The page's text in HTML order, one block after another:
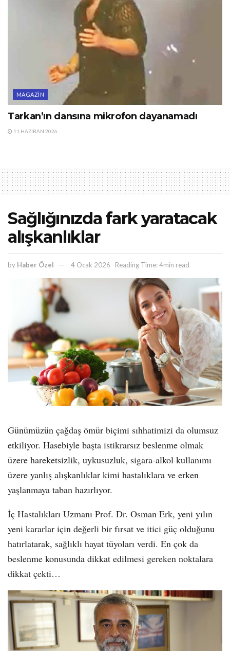
MAGAZIN
Tarkan’ın dansına mikrofon dayanamadı
11 HAZIRAN 2026
Sağlığınızda fark yaratacak
alışkanlıklar
by Haber Özel 4 Ocak 2026 Reading Time: 4min read
Günümüzün çağdaş ömür biçimi sıhhatimizi da olumsuz
etkiliyor. Hasebiyle başta istikrarsız beslenme olmak
üzere hareketsizlik, uykusuzluk, sigara-alkol kullanımı
üzere yanlış alışkanlıklar kimi hastalıklara ve erken
yaşlanmaya taban hazırlıyor.
İç Hastalıkları Uzmanı Prof. Dr. Osman Erk, yeni yılın
yeni kararlar için değerli bir fırsat ve itici güç olduğunu
hatırlatarak, sağlıklı hayat tüyoları verdi. En çok da
beslenme konusunda dikkat edilmesi gereken noktalara
dikkat çekti…